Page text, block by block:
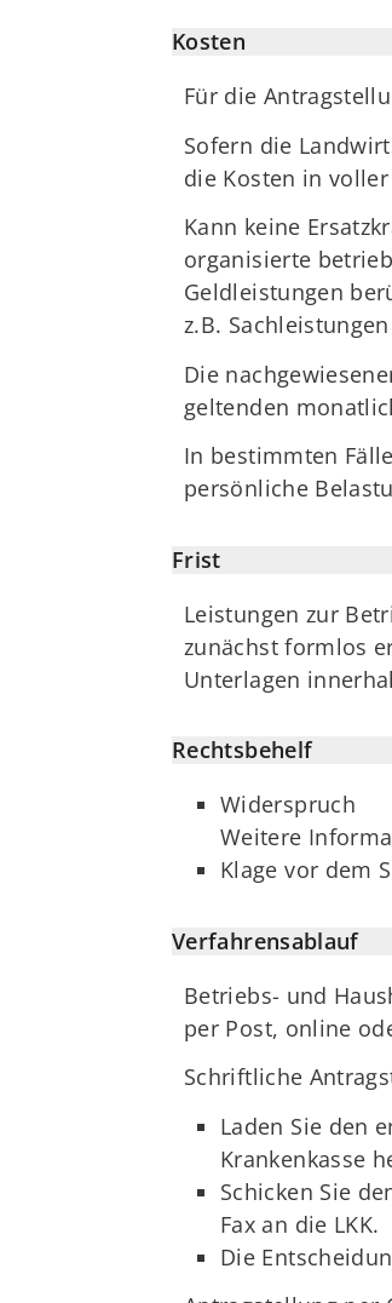
Kosten
Für die
Sofern die
die Kosten in
Kann keine
organisierte
Geldleistungen
z.B.
Die
geltenden
In bestimmten
persönliche
Frist
Leistungen zur
zunächst formlos
Unterlagen
Rechtsbehelf
Widerspruch
Weitere
Klage vor dem
Verfahrensablauf
Betriebs- und
per Post, online
Schriftliche
Laden Sie den
Krankenkasse
Schicken Sie
Fax an die LKK.
Die